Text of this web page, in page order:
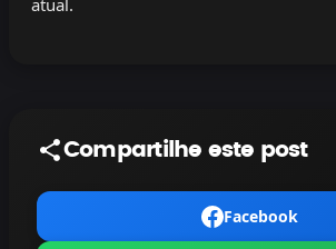
atual.
Compartilhe este post
Facebook